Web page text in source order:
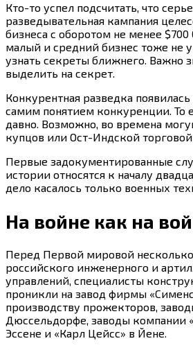
Кто-то успел подсчитать, что
разведывательная кампания
бизнеса с оборотом не менее $700
малый и средний бизнес тоже не
узнать секреты ближнего. Важно
выделить на секрет.
Конкурентная разведка
самим понятием конкуренции. То
давно. Возможно, во времена
купцов или Ост-Индской
Первые задокументированные
истории относятся к началу
дело касалось только военных
На войне как на
Перед Первой мировой
российского инженерного и
управлений, специалисты
проникли на завод фирмы
производству прожекторов,
Дюссельдорфе, заводы компании
Эссене и «Карл Цейсс» в Йене.